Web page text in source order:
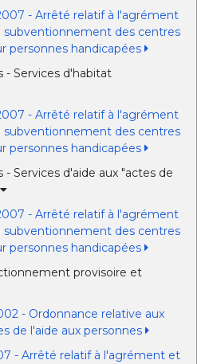
- Arrêté relatif à l'agrément
subventionnement des centres
personnes handicapées
- Services d'habitat
- Arrêté relatif à l'agrément
subventionnement des centres
personnes handicapées
- Services d'aide aux "actes de
- Arrêté relatif à l'agrément
subventionnement des centres
personnes handicapées
provisoire et
- Ordonnance relative aux
de l'aide aux personnes
- Arrêté relatif à l'agrément et